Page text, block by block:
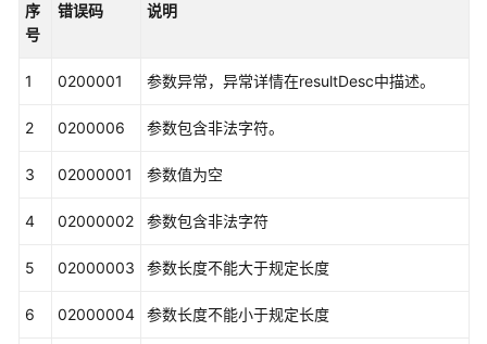
码
码
型
查
序
号
错误码 说明
1 0200001 参数异常，异常详情在resultDesc中描述。
2 0200006 参数包含非法字符。
3 02000001 参数值为空
4 02000002 参数包含非法字符
5 02000003 参数长度不能大于规定长度
6 02000004 参数长度不能小于规定长度